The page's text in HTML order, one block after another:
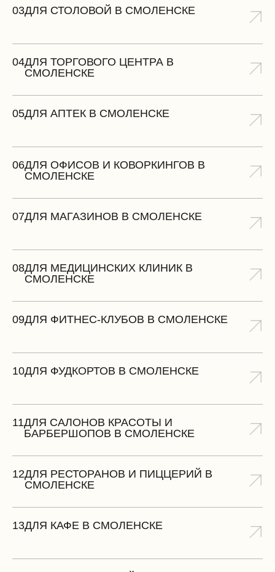
03ДЛЯ СТОЛОВОЙ В СМОЛЕНСКЕ
04ДЛЯ ТОРГОВОГО ЦЕНТРА В
СМОЛЕНСКЕ
05ДЛЯ АПТЕК В СМОЛЕНСКЕ
06ДЛЯ ОФИСОВ И КОВОРКИНГОВ В
СМОЛЕНСКЕ
07ДЛЯ МАГАЗИНОВ В СМОЛЕНСКЕ
08ДЛЯ МЕДИЦИНСКИХ КЛИНИК В
СМОЛЕНСКЕ
09ДЛЯ ФИТНЕС-КЛУБОВ В СМОЛЕНСКЕ
10ДЛЯ ФУДКОРТОВ В СМОЛЕНСКЕ
11ДЛЯ САЛОНОВ КРАСОТЫ И
БАРБЕРШОПОВ В СМОЛЕНСКЕ
12ДЛЯ РЕСТОРАНОВ И ПИЦЦЕРИЙ В
СМОЛЕНСКЕ
13ДЛЯ КАФЕ В СМОЛЕНСКЕ